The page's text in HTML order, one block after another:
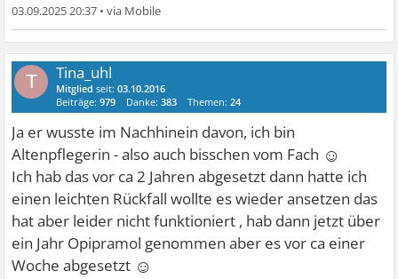
03.09.2025 20:37 •
T Tina_uhl
Mitglied seit:03.10.2016
Beiträge:979 Danke:383 Themen:24
Ja er wusste im Nachhinein davon, ich bin
Altenpflegerin - also auch bisschen vom Fach ☺
Ich hab das vor ca 2 Jahren abgesetzt dann hatte ich
einen leichten Rückfall wollte es wieder ansetzen das
hat aber leider nicht funktioniert , hab dann jetzt über
ein Jahr Opipramol genommen aber es vor ca einer
Woche abgesetzt ☺